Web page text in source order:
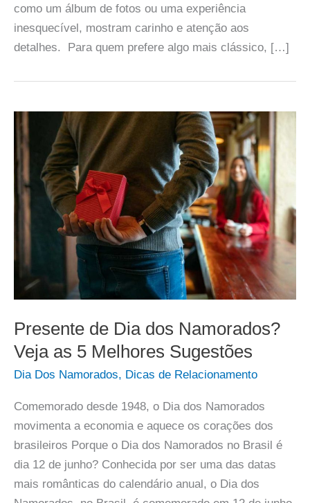
como um álbum de fotos ou uma experiência
inesquecível, mostram carinho e atenção aos
detalhes. Para quem prefere algo mais clássico, […]
Presente de Dia dos Namorados?
Veja as 5 Melhores Sugestões
Dia Dos Namorados, Dicas de Relacionamento
Comemorado desde 1948, o Dia dos Namorados
movimenta a economia e aquece os corações dos
brasileiros Porque o Dia dos Namorados no Brasil é
dia 12 de junho? Conhecida por ser uma das datas
mais românticas do calendário anual, o Dia dos